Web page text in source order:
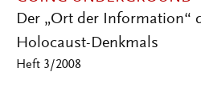
Der „Ort der Information“
Holocaust-Denkmals
Heft 3/2008